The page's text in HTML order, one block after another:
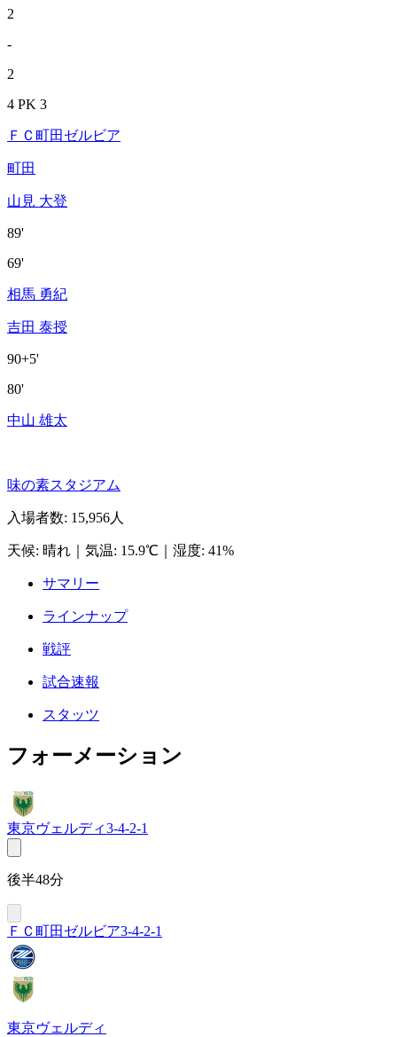
2
-
2
4 PK 3
ＦＣ町田ゼルビア
町田
山見 大登
89'
69'
相馬 勇紀
吉田 泰授
90+5'
80'
中山 雄太
味の素スタジアム
入場者数: 15,956人
天候: 晴れ 気温: 15.9℃ 湿度: 41%
サマリー
ラインナップ
戦評
試合速報
スタッツ
フォーメーション
東京ヴェルディ3-4-2-1
後半48分
ＦＣ町田ゼルビア3-4-2-1
東京ヴェルディ